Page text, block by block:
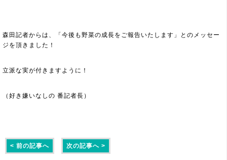
森田記者からは、「今後も野菜の成長をご報告いたします」とのメッセー
ジを頂きました！
立派な実が付きますように！
（好き嫌いなしの 番記者長）
< 前の記事へ 次の記事へ >